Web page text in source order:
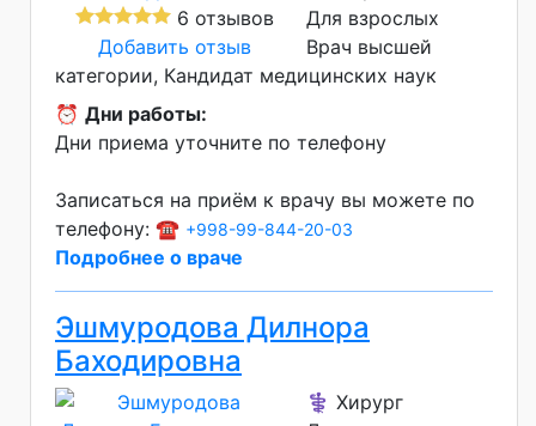
6 отзывов
Добавить отзыв
Для взрослых
Врач высшей
категории Кандидат медицинских наук
⏰ Дни работы:
Дни приема уточните по телефону
Записаться на приём к врачу вы можете по
телефону: ☎️ +998-99-844-20-03
Подробнее о враче
Эшмуродова Дилнора
Баходировна
⚕️ Хирург